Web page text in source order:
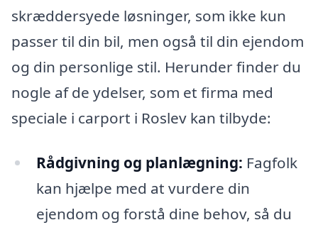
skræddersyede løsninger, som ikke kun
passer til din bil, men også til din ejendom
og din personlige stil. Herunder finder du
nogle af de ydelser, som et firma med
speciale i carport i Roslev kan tilbyde:
Rådgivning og planlægning: Fagfolk
kan hjælpe med at vurdere din
ejendom og forstå dine behov, så du